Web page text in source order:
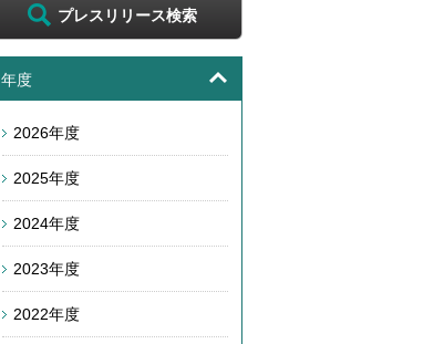
プレスリリース検索
年度
2026年度
2025年度
2024年度
2023年度
2022年度